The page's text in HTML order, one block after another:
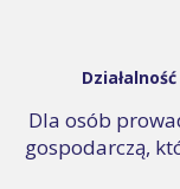
Dla osób
gospodarczą,